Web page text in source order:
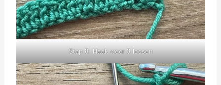
Stap 8: Haak weer 3 lossen